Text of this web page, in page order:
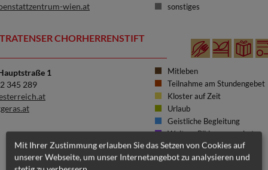
wien.at
sonstiges
CHORHERRENSTIFT
1
345 289
Mitleben
Teilnahme am Stundengebet
Kloster auf Zeit
Urlaub
Geistliche Begleitung
Weitere Bildungsangebote
sonstiges
Mit Ihrer Zustimmung erlauben Sie das Setzen von Cookies auf
unserer Webseite, um unser Internetangebot zu analysieren und